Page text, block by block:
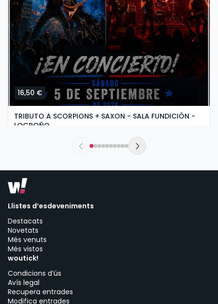
16,50 €
TRIBUTO A SCORPIONS + SAXON - SALA FUNDICIÓN -
LOGROÑO
Sala Fundición | Logroño
Llistes d’esdeveniments
Destacats
Novetats
Més venuts
Més vistos
woutick!
Condicions d’ús
Avís legal
Recupera entrades
Modifica entrades